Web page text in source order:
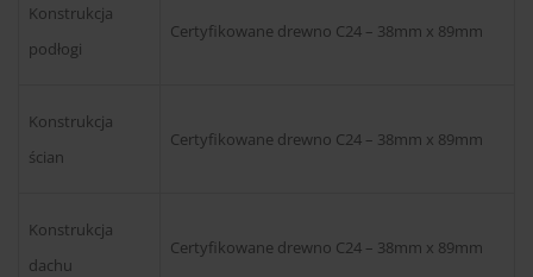
Konstrukcja
podłogi
Certyfikowane drewno C24 – 38mm x 89mm
Konstrukcja
ścian
Certyfikowane drewno C24 – 38mm x 89mm
Konstrukcja
dachu
Certyfikowane drewno C24 – 38mm x 89mm